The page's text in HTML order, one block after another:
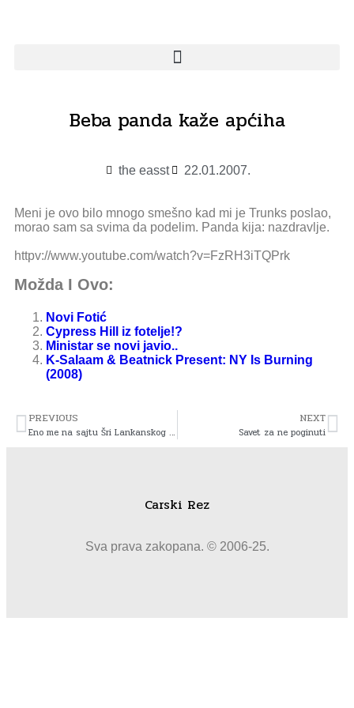
Beba panda kaže apćiha
the easst 22.01.2007.
Meni je ovo bilo mnogo smešno kad mi je Trunks poslao,
morao sam sa svima da podelim. Panda kija: nazdravlje.
httpv://www.youtube.com/watch?v=FzRH3iTQPrk
Možda I Ovo:
Novi Fotić
Cypress Hill iz fotelje!?
Ministar se novi javio..
K-Salaam & Beatnick Present: NY Is Burning
(2008)
PREVIOUS
Eno me na sajtu Šri Lankanskog SCI-a
NEXT
Savet za ne poginuti
Carski Rez
Sva prava zakopana. © 2006-25.